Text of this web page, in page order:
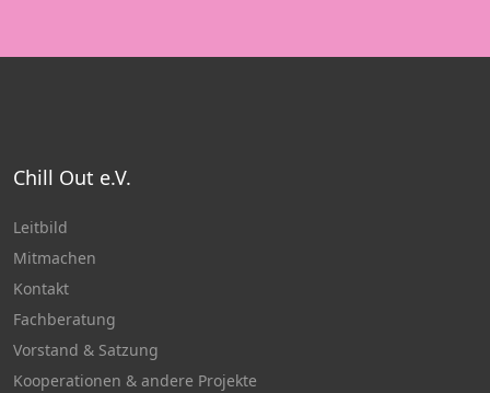
Chill Out e.V.
Leitbild
Mitmachen
Kontakt
Fachberatung
Vorstand & Satzung
Kooperationen & andere Projekte